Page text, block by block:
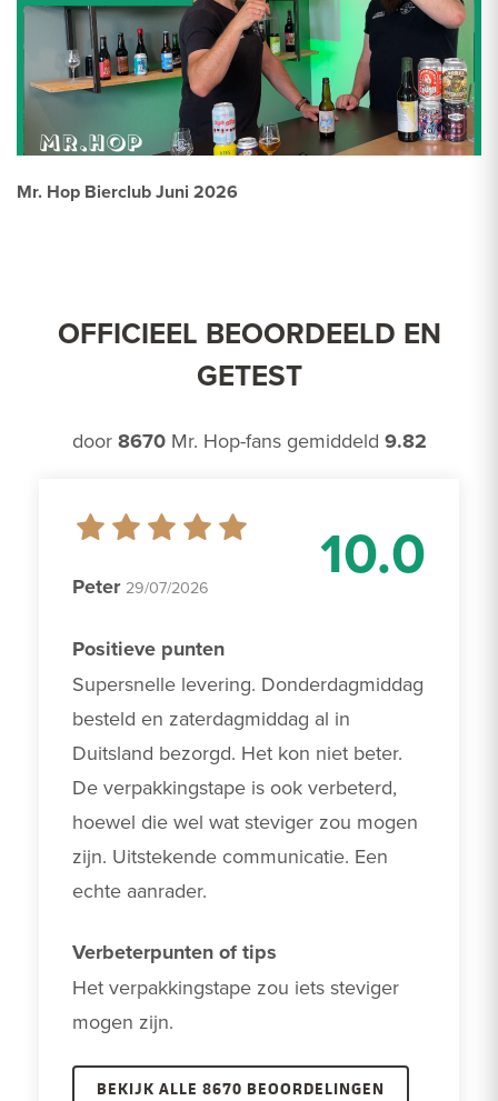
Mr. Hop Bierclub Juni 2026
OFFICIEEL BEOORDEELD EN
GETEST
door 8670Mr. Hop-fans gemiddeld 9.82
10.0
Peter 29/07/2026
Positieve punten
Supersnelle levering. Donderdagmiddag
besteld en zaterdagmiddag al in
Duitsland bezorgd. Het kon niet beter.
De verpakkingstape is ook verbeterd,
hoewel die wel wat steviger zou mogen
zijn. Uitstekende communicatie. Een
echte aanrader.
Verbeterpunten of tips
Het verpakkingstape zou iets steviger
mogen zijn.
BEKIJK ALLE 8670 BEOORDELINGEN